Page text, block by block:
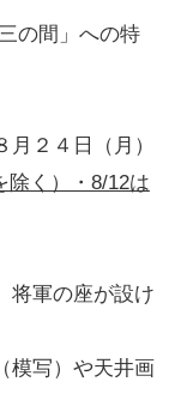
の間」への特
２４日（月）
除く）・8/12は
将軍の座が設け
模写）や天井画